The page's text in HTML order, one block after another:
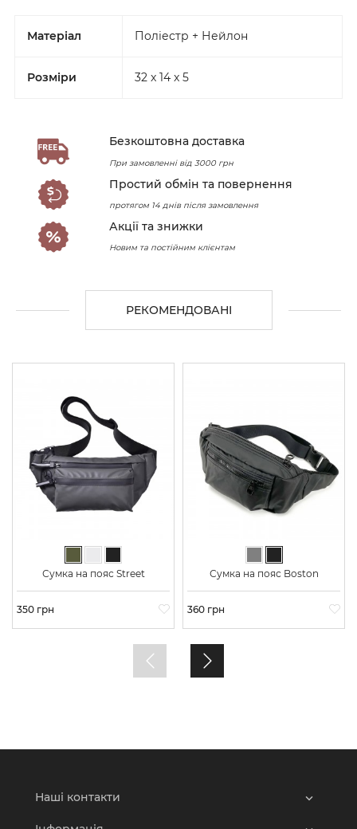
Матеріал Поліестр + Нейлон
Розміри 32 x 14 x 5
Безкоштовна доставка
При замовленні від 3000 грн
Простий обмін та повернення
протягом 14 днів після замовлення
Акції та знижки
Новим та постійним клієнтам
РЕКОМЕНДОВАНІ
Сумка на пояс Street
Ціна
350 грн
Сумка на пояс Boston
Ціна
360 грн
Наші контакти